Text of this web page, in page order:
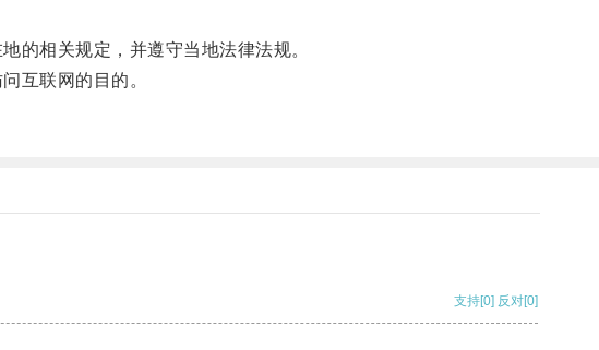
相关规定，并遵守当地法律法规。
互联网的目的。
支持[0] 反对[0]